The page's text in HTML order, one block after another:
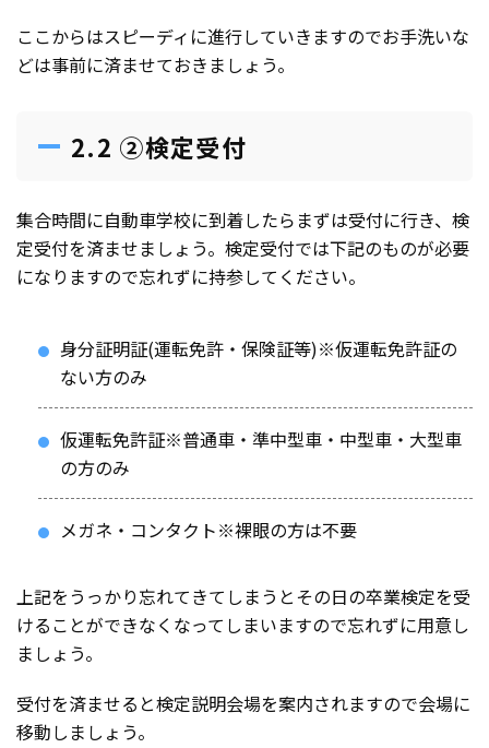
ここからはスピーディに進行していきますのでお手洗いな
どは事前に済ませておきましょう。
2.2 ②検定受付
集合時間に自動車学校に到着したらまずは受付に行き、検
定受付を済ませましょう。検定受付では下記のものが必要
になりますので忘れずに持参してください。
身分証明証(運転免許・保険証等)※仮運転免許証の
ない方のみ
仮運転免許証※普通車・準中型車・中型車・大型車
の方のみ
メガネ・コンタクト※裸眼の方は不要
上記をうっかり忘れてきてしまうとその日の卒業検定を受
けることができなくなってしまいますので忘れずに用意し
ましょう。
受付を済ませると検定説明会場を案内されますので会場に
移動しましょう。